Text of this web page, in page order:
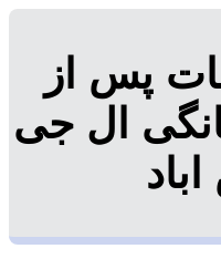
پس از
ال جی